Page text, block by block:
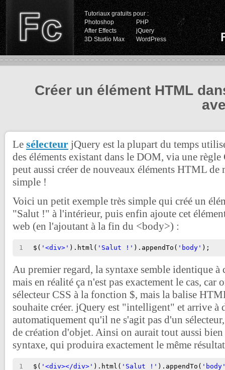
Tutoriaux gratuits pour :
Photoshop
PHP
After Effects
jQuery
3D Studio Max
WordPress
Créer un élément HTML
Le sélecteur jQuery est la plupart du temps
des éléments existant dans le DOM, via une règle
peut aussi créer de nouveaux éléments HTML de
simple !
Voici un petit exemple très simple qui créé un
"Salut !" à l'intérieur, puis enfin ajoute cet
web (en l'ajoutant à la fin du <body>) :
1 $( '<div>' ).html( 'Salut !' ).appendTo( 'body' );
Au premier regard, la syntaxe semble identique à
mais en réalité ça n'est pas exactement le cas, car
sélecteur CSS à la fonction $, mais la balise
souhaite créer. jQuery est "intelligent" et arrive à
automatiquement qu'il ne s'agit pas d'un
de création d'objet. Ainsi on aurait tout aussi
syntaxe, qui produira exactement le même
1 $( '<div></div>' ).html( 'Salut !' ).appendTo(